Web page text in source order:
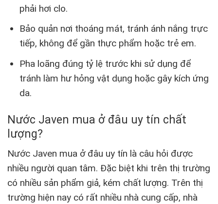
phải hơi clo.
Bảo quản nơi thoáng mát, tránh ánh nắng trực
tiếp, không để gần thực phẩm hoặc trẻ em.
Pha loãng đúng tỷ lệ trước khi sử dụng để
tránh làm hư hỏng vật dụng hoặc gây kích ứng
da.
Nước Javen mua ở đâu uy tín chất
lượng?
Nước Javen mua ở đâu uy tín là câu hỏi được
nhiều người quan tâm. Đặc biệt khi trên thị trường
có nhiều sản phẩm giả, kém chất lượng. Trên thị
trường hiện nay có rất nhiều nhà cung cấp, nhà